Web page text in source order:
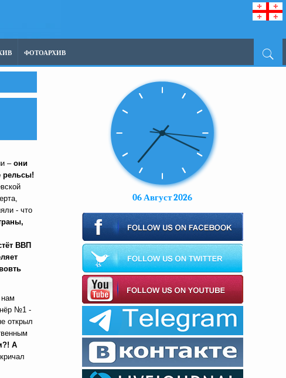
ФОТОАРХИВ
– они
рельсы!
- что
ВВП
№1 -
открыл
А
06 Август 2026